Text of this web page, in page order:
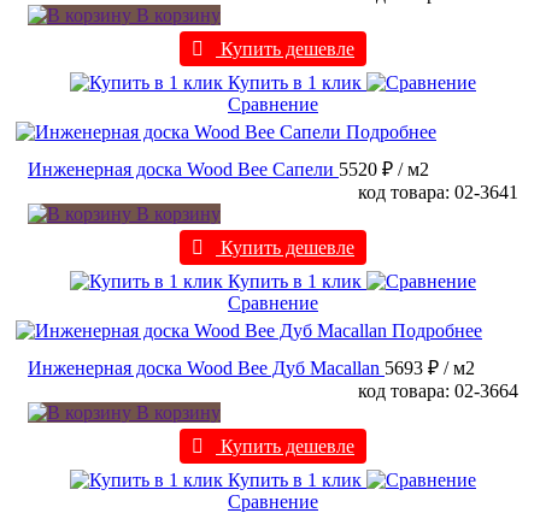
В корзину
Купить дешевле
Купить в 1 клик
Сравнение
Подробнее
Инженерная доска Wood Bee Сапели 5520 ₽ / м2
код товара: 02-3641
В корзину
Купить дешевле
Купить в 1 клик
Сравнение
Подробнее
Инженерная доска Wood Bee Дуб Macallan 5693 ₽ / м2
код товара: 02-3664
В корзину
Купить дешевле
Купить в 1 клик
Сравнение